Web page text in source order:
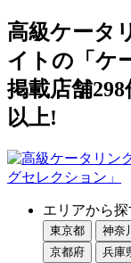
高級ケータ
イトの「ケ
掲載店舗
以上!
エリアから探
東京都 神奈
京都府
兵庫